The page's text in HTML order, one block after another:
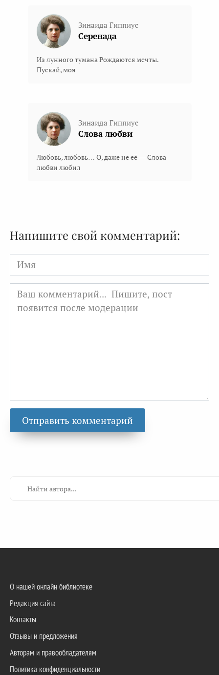
Зинаида Гиппиус
Серенада
Из лунного тумана Рождаются мечты.
Пускай, моя
Зинаида Гиппиус
Слова любви
Любовь, любовь… О, даже не её — Слова
любви любил
Напишите свой комментарий:
Имя
О нашей онлайн библиотеке
Редакция сайта
Контакты
Отзывы и предложения
Авторам и правообладателям
Политика конфиденциальности